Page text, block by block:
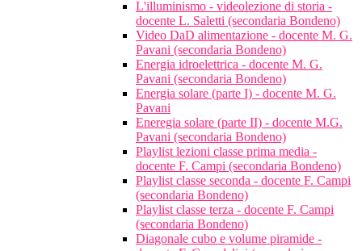
L'illuminismo - videolezione di storia -
docente L. Saletti (secondaria Bondeno)
Video DaD alimentazione - docente M. G.
Pavani (secondaria Bondeno)
Energia idroelettrica - docente M. G.
Pavani (secondaria Bondeno)
Energia solare (parte I) - docente M. G.
Pavani
Eneregia solare (parte II) - docente M.G.
Pavani (secondaria Bondeno)
Playlist lezioni classe prima media -
docente F. Campi (secondaria Bondeno)
Playlist classe seconda - docente F. Campi
(secondaria Bondeno)
Playlist classe terza - docente F. Campi
(secondaria Bondeno)
Diagonale cubo e volume piramide -